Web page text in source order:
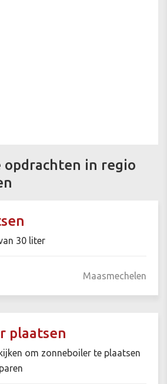
opdrachten in regio
30 liter
Maasmechelen
plaatsen
om zonneboiler te plaatsen